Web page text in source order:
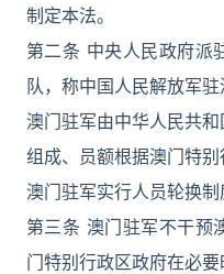
制定本法。
第二条 中央人民政府派
队，称中国人民解放军驻
澳门驻军由中华人民共
组成、员额根据澳门特别
澳门驻军实行人员轮换制
第三条 澳门驻军不干预
门特别行政区政府在必